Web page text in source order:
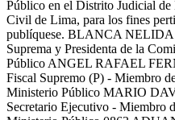
Público en el Distrito Judicial
Civil de Lima, para los fines
publíquese. BLANCA
Suprema y Presidenta de la
Público ANGEL RAFAEL
Fiscal Supremo (P) - Miembro
Ministerio Público MARIO
Secretario Ejecutivo - Miembro